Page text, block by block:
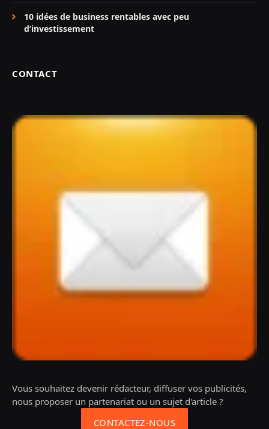
10 idées de business rentables avec peu
d’investissement
CONTACT
Vous souhaitez devenir rédacteur, diffuser vos publicités,
nous proposer un partenariat ou un sujet d'article ?
CONTACTEZ-NOUS